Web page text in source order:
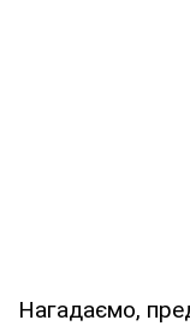
Нагадаємо,